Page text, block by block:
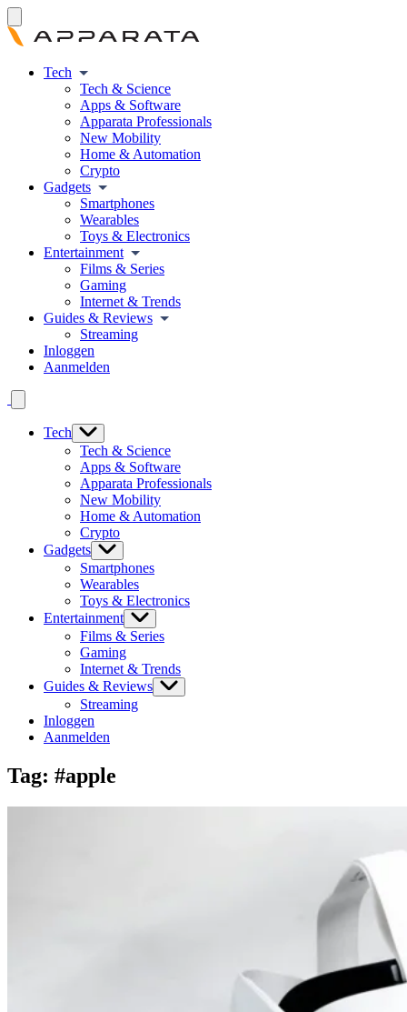
Tech
Tech & Science
Apps & Software
Apparata Professionals
New Mobility
Home & Automation
Crypto
Gadgets
Smartphones
Wearables
Toys & Electronics
Entertainment
Films & Series
Gaming
Internet & Trends
Guides & Reviews
Streaming
Inloggen
Aanmelden
Tech
Tech & Science
Apps & Software
Apparata Professionals
New Mobility
Home & Automation
Crypto
Gadgets
Smartphones
Wearables
Toys & Electronics
Entertainment
Films & Series
Gaming
Internet & Trends
Guides & Reviews
Streaming
Inloggen
Aanmelden
Tag: #apple